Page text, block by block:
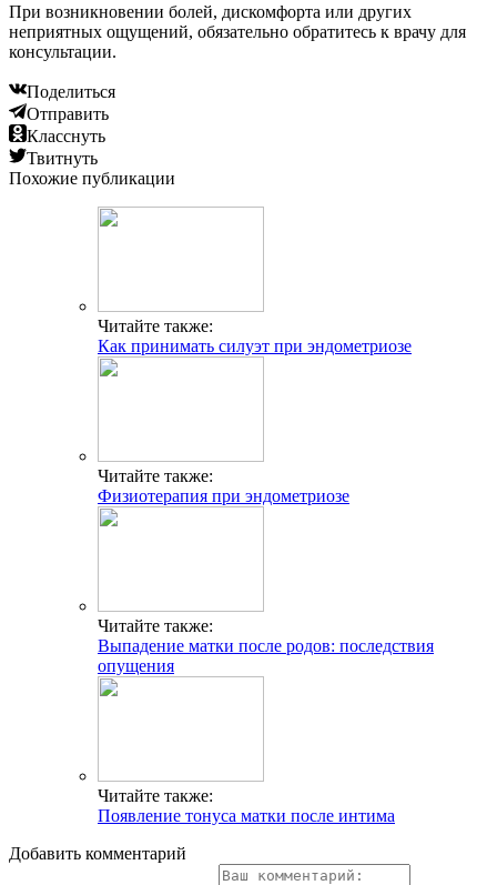
При возникновении болей, дискомфорта или других
неприятных ощущений, обязательно обратитесь к врачу для
консультации.
Поделиться
Отправить
Класснуть
Твитнуть
Похожие публикации
Читайте также:
Как принимать силуэт при эндометриозе
Читайте также:
Физиотерапия при эндометриозе
Читайте также:
Выпадение матки после родов: последствия
опущения
Читайте также:
Появление тонуса матки после интима
Добавить комментарий